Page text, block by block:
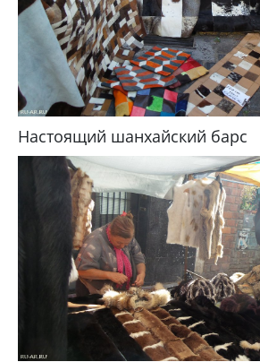
Настоящий шанхайский барс